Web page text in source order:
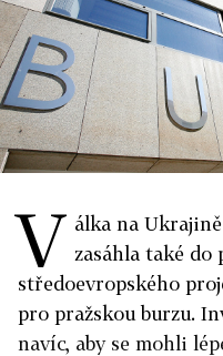
V álka na
zasáhla také
středoevropského
pro pražskou burzu.
navíc, aby se mohli